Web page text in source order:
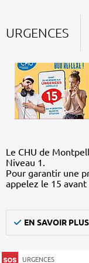
URGENCES
Le CHU de
Niveau 1.
Pour garantir une
appelez le 15
EN SAVOIR PLUS
URGENCES